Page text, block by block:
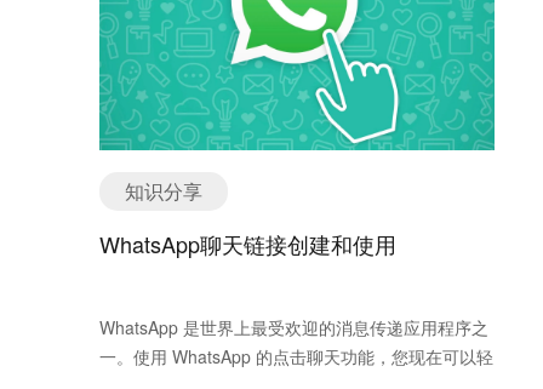
知识分享
WhatsApp聊天链接创建和使用
WhatsApp 是世界上最受欢迎的消息传递应用程序之
一。使用 WhatsApp 的点击聊天功能，您现在可以轻